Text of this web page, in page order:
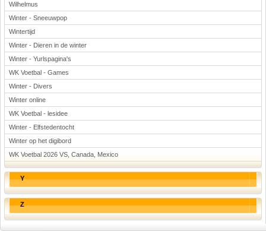
Wilhelmus
Winter - Sneeuwpop
Wintertijd
Winter - Dieren in de winter
Winter - Yurlspagina's
WK Voetbal - Games
Winter - Divers
Winter online
WK Voetbal - lesidee
Winter - Elfstedentocht
Winter op het digibord
WK Voetbal 2026 VS, Canada, Mexico
Y
Z